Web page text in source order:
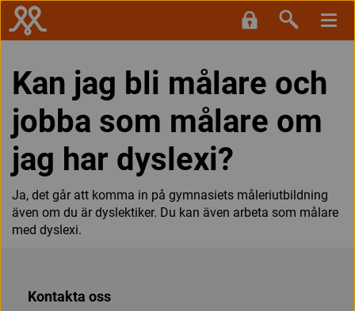
Kan jag bli målare och
jobba som målare om
jag har dyslexi?
Ja, det går att komma in på gymnasiets måleriutbildning
även om du är dyslektiker. Du kan även arbeta som målare
med dyslexi.
Kontakta oss